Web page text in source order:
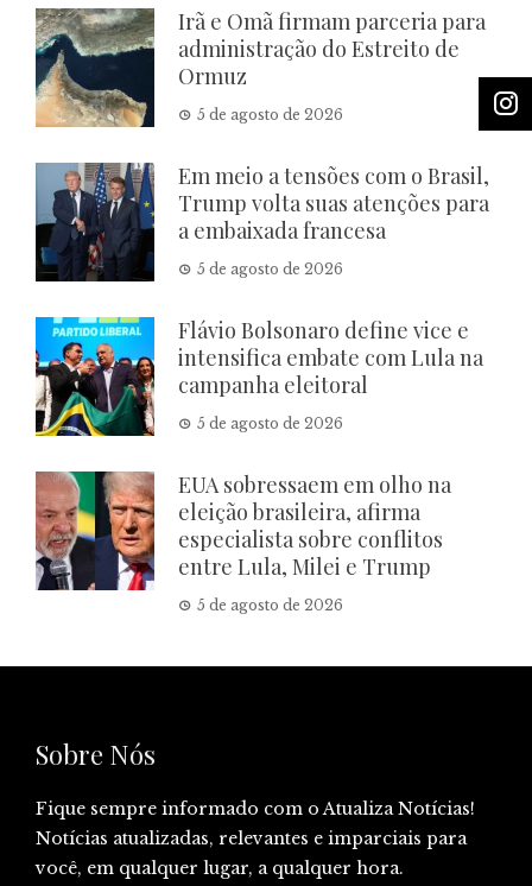
Irã e Omã firmam parceria para
administração do Estreito de
Ormuz
5 de agosto de 2026
Em meio a tensões com o Brasil,
Trump volta suas atenções para
a embaixada francesa
5 de agosto de 2026
Flávio Bolsonaro define vice e
intensifica embate com Lula na
campanha eleitoral
5 de agosto de 2026
EUA sobressaem em olho na
eleição brasileira, afirma
especialista sobre conflitos
entre Lula, Milei e Trump
5 de agosto de 2026
Sobre Nós
Fique sempre informado com o Atualiza Notícias!
Notícias atualizadas, relevantes e imparciais para
você, em qualquer lugar, a qualquer hora.